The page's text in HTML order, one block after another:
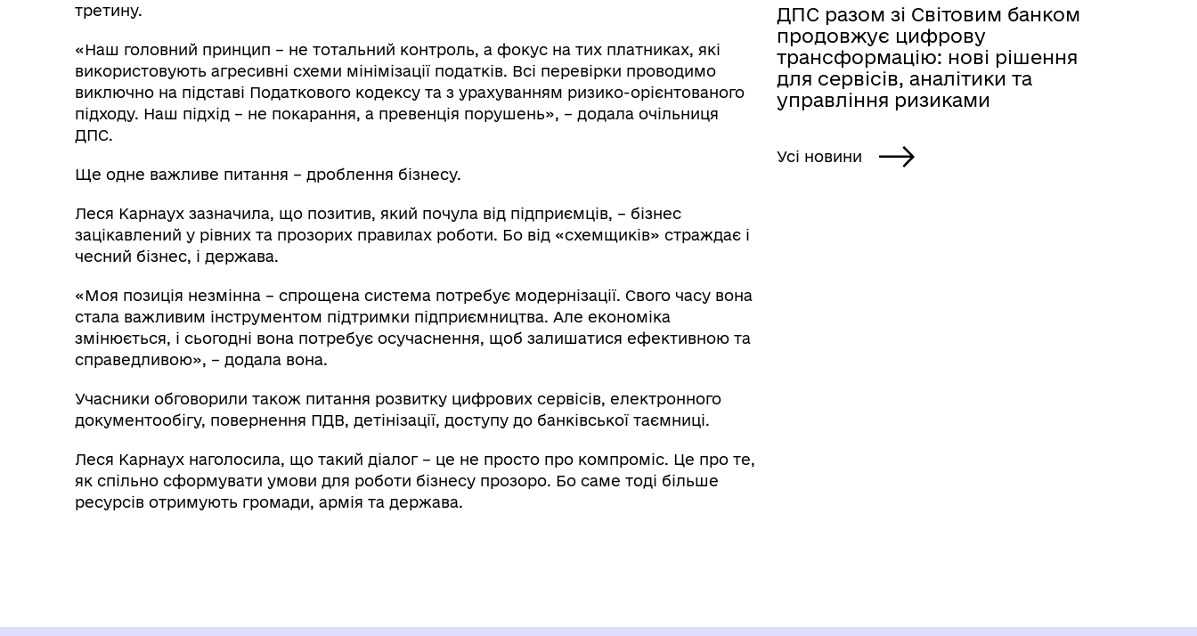
третину.
«Наш головний принцип – не тотальний контроль, а фокус на тих платниках, які
використовують агресивні схеми мінімізації податків. Всі перевірки проводимо
виключно на підставі Податкового кодексу та з урахуванням ризико-орієнтованого
підходу. Наш підхід – не покарання, а превенція порушень», – додала очільниця
ДПС.
Ще одне важливе питання – дроблення бізнесу.
Леся Карнаух зазначила, що позитив, який почула від підприємців, – бізнес
зацікавлений у рівних та прозорих правилах роботи. Бо від «схемщиків» страждає і
чесний бізнес, і держава.
«Моя позиція незмінна – спрощена система потребує модернізації. Свого часу вона
стала важливим інструментом підтримки підприємництва. Але економіка
змінюється, і сьогодні вона потребує осучаснення, щоб залишатися ефективною та
справедливою», – додала вона.
Учасники обговорили також питання розвитку цифрових сервісів, електронного
документообігу, повернення ПДВ, детінізації, доступу до банківської таємниці.
Леся Карнаух наголосила, що такий діалог – це не просто про компроміс. Це про те,
як спільно сформувати умови для роботи бізнесу прозоро. Бо саме тоді більше
ресурсів отримують громади, армія та держава.
ДПС разом зі Світовим банком
продовжує цифрову
трансформацію: нові рішення
для сервісів, аналітики та
управління ризиками
Усі новини